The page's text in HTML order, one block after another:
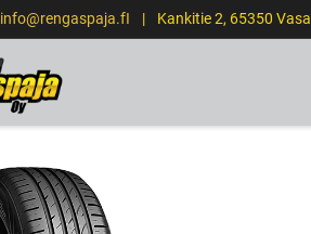
info@rengaspaja.fI | Kankitie 2, 65350 Vasa